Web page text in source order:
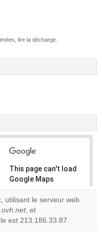
lire la décharge.
This page can't load
Google Maps
correctly.
Do you
own this
utilisant le serveur web
, et
est 213.186.33.87.